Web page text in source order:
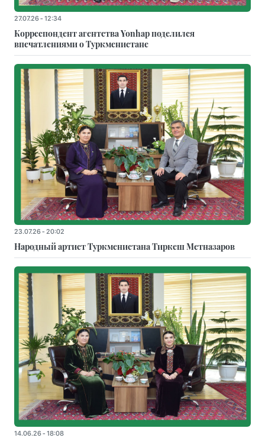
27.07.26 - 12:34
Корреспондент агентства Yonhap поделился
впечатлениями о Туркменистане
23.07.26 - 20:02
Народный артист Туркменистана Тиркеш Мeтназаров
14.06.26 - 18:08